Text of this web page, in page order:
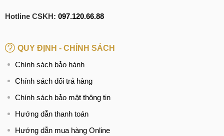
Hotline CSKH: 097.120.66.88
QUY ĐỊNH - CHÍNH SÁCH
Chính sách bảo hành
Chính sách đổi trả hàng
Chính sách bảo mật thông tin
Hướng dẫn thanh toán
Hướng dẫn mua hàng Online